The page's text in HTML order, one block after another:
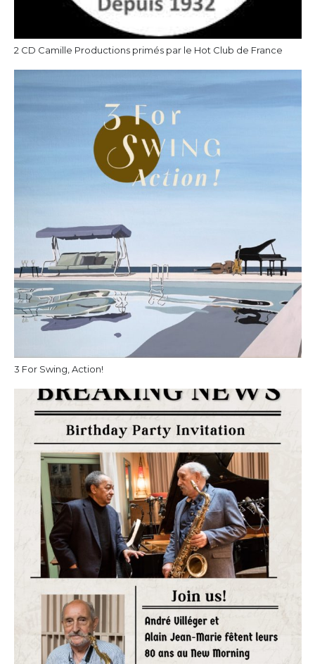
2 CD Camille Productions primés par le Hot Club de France
3 For Swing, Action!